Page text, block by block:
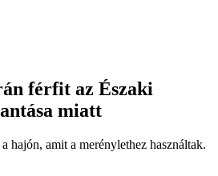
férfit az Északi
miatt
hajón, amit a merénylethez használtak.